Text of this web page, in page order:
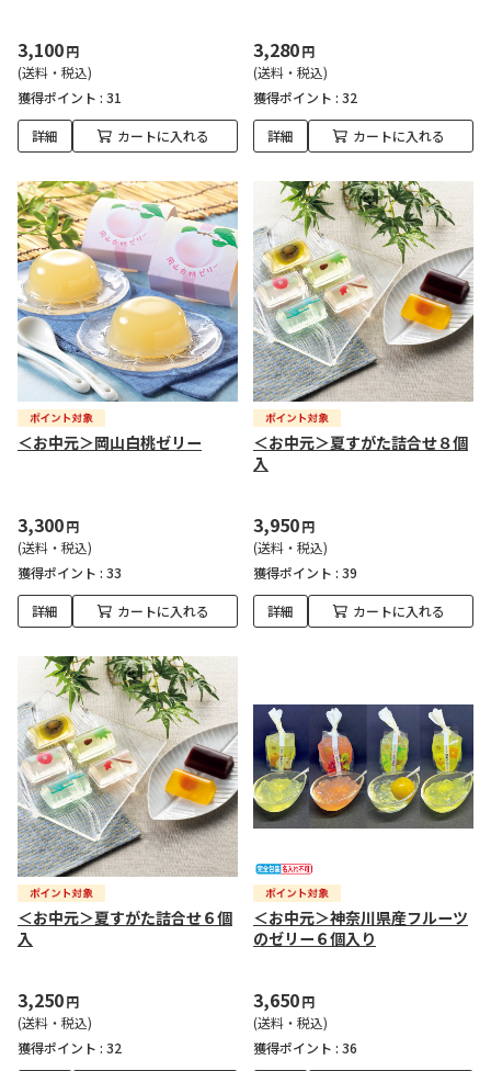
3,100円
(送料・税込)
獲得ポイント : 31
詳細 カートに入れる
3,280円
(送料・税込)
獲得ポイント : 32
詳細 カートに入れる
＜お中元＞岡山白桃ゼリー
3,300円
(送料・税込)
獲得ポイント : 33
詳細 カートに入れる
＜お中元＞夏すがた詰合せ８個
入
3,950円
(送料・税込)
獲得ポイント : 39
詳細 カートに入れる
＜お中元＞夏すがた詰合せ６個
入
3,250円
(送料・税込)
獲得ポイント : 32
＜お中元＞神奈川県産フルーツ
のゼリー６個入り
3,650円
(送料・税込)
獲得ポイント : 36